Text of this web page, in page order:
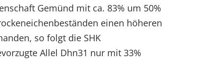
Gemünd mit ca. 83% um 50%
einen höheren
so folgt die SHK
Allel Dhn31 nur mit 33%